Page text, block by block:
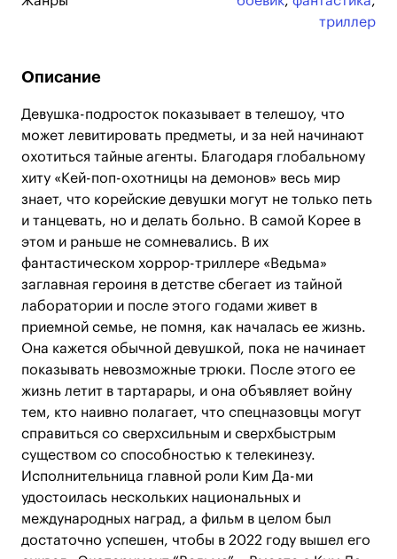
триллер
Описание
Девушка-подросток показывает в телешоу, что
может левитировать предметы, и за ней начинают
охотиться тайные агенты. Благодаря глобальному
хиту «Кей-поп-охотницы на демонов» весь мир
знает, что корейские девушки могут не только петь
и танцевать, но и делать больно. В самой Корее в
этом и раньше не сомневались. В их
фантастическом хоррор-триллере «Ведьма»
заглавная героиня в детстве сбегает из тайной
лаборатории и после этого годами живет в
приемной семье, не помня, как началась ее жизнь.
Она кажется обычной девушкой, пока не начинает
показывать невозможные трюки. После этого ее
жизнь летит в тартарары, и она объявляет войну
тем, кто наивно полагает, что спецназовцы могут
справиться со сверхсильным и сверхбыстрым
существом со способностью к телекинезу.
Исполнительница главной роли Ким Да-ми
удостоилась нескольких национальных и
международных наград, а фильм в целом был
достаточно успешен, чтобы в 2022 году вышел его